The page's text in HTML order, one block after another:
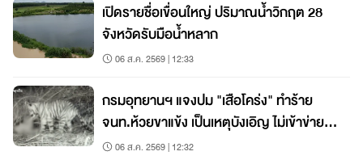
เปิดรายชื่อเขื่อนใหญ่ ปริมาณน้ำวิกฤต 28
จังหวัดรับมือน้ำหลาก
06 ส.ค. 2569 | 12:33
กรมอุทยานฯ แจงปม "เสือโคร่ง" ทำร้าย
จนท.ห้วยขาแข้ง เป็นเหตุบังเอิญ ไม่เข้าข่าย​
"เสือกินคน"
06 ส.ค. 2569 | 12:32